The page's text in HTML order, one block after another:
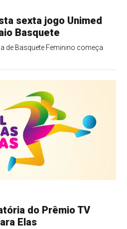
sexta jogo Unimed
Basquete
de Basquete Feminino começa
do Prêmio TV
Elas